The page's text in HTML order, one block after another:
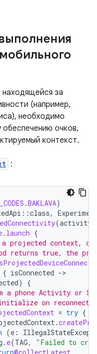
находящейся за
(например,
необходимо
обеспечению очков,
контекст.
:
.BAKLAVA)
::class,
(activity
. launch {
projected context,
returns true, the
{ isConnected -
)
{
a phone Activity or
on reconnect:
= try {
.
(e :
. e(TAG,
"Failed to